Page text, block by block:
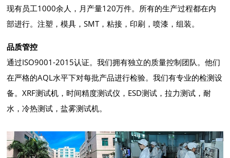
现有员工1000余人，月产量120万件。所有的生产过程都在内
部进行。注塑，模具，SMT，粘接，印刷，喷漆，组装。
品质管控
通过ISO9001-2015认证。我们拥有独立的质量控制团队。他们
在严格的AQL水平下对每批产品进行检验。我们有专业的检测设
备。XRF测试机，时间精度测试仪，ESD测试，拉力测试，耐
水，冷热测试，盐雾测试机。